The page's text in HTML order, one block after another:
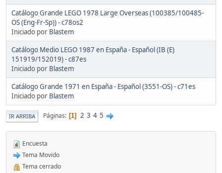
Catálogo Grande LEGO 1978 Large Overseas (100385/100485-
OS (Eng-Fr-Sp)) - c78os2
Iniciado por Blastem
Catálogo Medio LEGO 1987 en España - Español (IB (E)
151919/152019) - c87es
Iniciado por Blastem
Catálogo Grande 1971 en España - Español (3551-OS) - c71es
Iniciado por Blastem
IR ARRIBA Páginas 1 2 3 4 5
Encuesta
Tema Movido
Tema cerrado